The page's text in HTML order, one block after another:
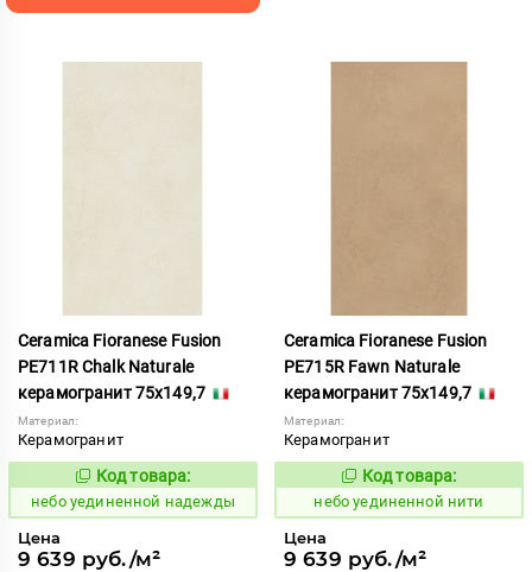
Ceramica Fioranese Fusion
PE711R Chalk Naturale
керамогранит 75x149,7
Материал:
Керамогранит
1122932
Код товара:
небо уединенной надежды
Цена
9 639 руб./м²
Ceramica Fioranese Fusion
PE715R Fawn Naturale
керамогранит 75x149,7
Материал:
Керамогранит
1122935
Код товара:
небо уединенной нити
Цена
9 639 руб./м²